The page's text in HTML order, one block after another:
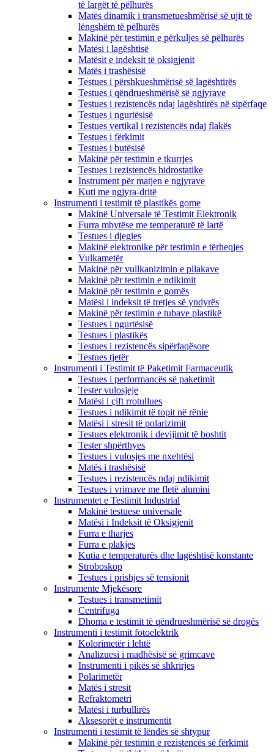
të largët të pëlhurës
Matës dinamik i transmetueshmërisë së ujit të
lëngshëm të pëlhurës
Makinë për testimin e përkuljes së pëlhurës
Matësi i lagështisë
Matësit e indeksit të oksigjenit
Matës i trashësisë
Testues i përshkueshmërisë së lagështirës
Testues i qëndrueshmërisë së ngjyrave
Testues i rezistencës ndaj lagështirës në sipërfaqe
Testues i ngurtësisë
Testues vertikal i rezistencës ndaj flakës
Testues i fërkimit
Testues i butësisë
Makinë për testimin e tkurrjes
Testues i rezistencës hidrostatike
Instrument për matjen e ngjyrave
Kuti me ngjyra-dritë
Instrumenti i testimit të plastikës gome
Makinë Universale të Testimit Elektronik
Furra mbytëse me temperaturë të lartë
Testues i djegies
Makinë elektronike për testimin e tërheqjes
Vulkametër
Makinë për vullkanizimin e pllakave
Makinë për testimin e ndikimit
Makinë për testimin e gomës
Matësi i indeksit të tretjes së yndyrës
Makinë për testimin e tubave plastikë
Testues i ngurtësisë
Testues i plastikës
Testues i rezistencës sipërfaqësore
Testues tjetër
Instrumenti i Testimit të Paketimit Farmaceutik
Testues i performancës së paketimit
Tester vulosjeje
Matësi i çift rrotullues
Testues i ndikimit të topit në rënie
Matësi i stresit të polarizimit
Testues elektronik i devijimit të boshtit
Tester shpërthyes
Testues i vulosjes me nxehtësi
Matës i trashësisë
Testues i rezistencës ndaj ndikimit
Testues i vrimave me fletë alumini
Instrumentet e Testimit Industrial
Makinë testuese universale
Matësi i Indeksit të Oksigjenit
Furra e tharjes
Furra e plakjes
Kutia e temperaturës dhe lagështisë konstante
Stroboskop
Testues i prishjes së tensionit
Instrumente Mjekësore
Testues i transmetimit
Centrifuga
Dhoma e testimit të qëndrueshmërisë së drogës
Instrumenti i testimit fotoelektrik
Kolorimetër i lehtë
Analizuesi i madhësisë së grimcave
Instrumenti i pikës së shkrirjes
Polarimetër
Matës i stresit
Refraktometri
Matësi i turbullirës
Aksesorët e instrumentit
Instrumenti i testimit të lëndës së shtypur
Makinë për testimin e rezistencës së fërkimit